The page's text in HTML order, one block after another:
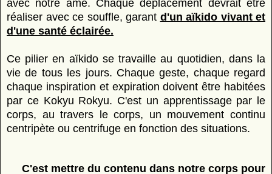
avec notre âme. Chaque déplacement devrait être
réaliser avec ce souffle, garant d'un aïkido vivant et
d'une santé éclairée.
Ce pilier en aïkido se travaille au quotidien, dans la
vie de tous les jours. Chaque geste, chaque regard
chaque inspiration et expiration doivent être habitées
par ce Kokyu Rokyu. C'est un apprentissage par le
corps, au travers le corps, un mouvement continu
centripète ou centrifuge en fonction des situations.
C'est mettre du contenu dans notre corps pour